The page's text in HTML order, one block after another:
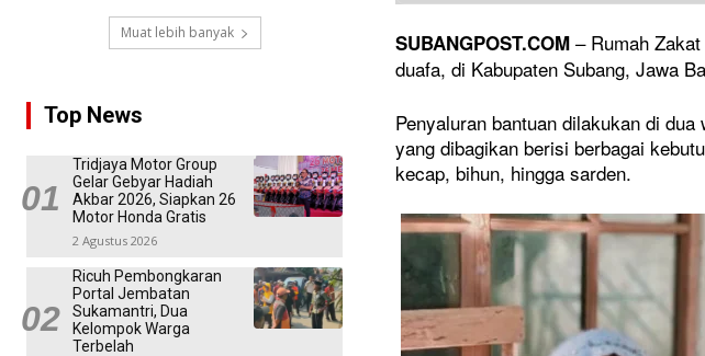
Muat lebih banyak
Top News
Tridjaya Motor Group
Gelar Gebyar Hadiah
Akbar 2026, Siapkan 26
Motor Honda Gratis
2 Agustus 2026
Ricuh Pembongkaran
Portal Jembatan
Sukamantri, Dua
Kelompok Warga
Terbelah
SUBANGPOST.COM – Rumah
duafa, di Kabupaten Subang, Jawa
Penyaluran bantuan dilakukan di
yang dibagikan berisi berbagai
kecap, bihun, hingga sarden.